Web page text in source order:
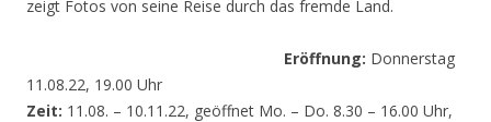
zeigt Fotos von seine Reise durch das fremde Land.
Eröffnung: Donnerstag
11.08.22, 19.00 Uhr
Zeit: 11.08. – 10.11.22, geöffnet Mo. – Do. 8.30 – 16.00 Uhr,